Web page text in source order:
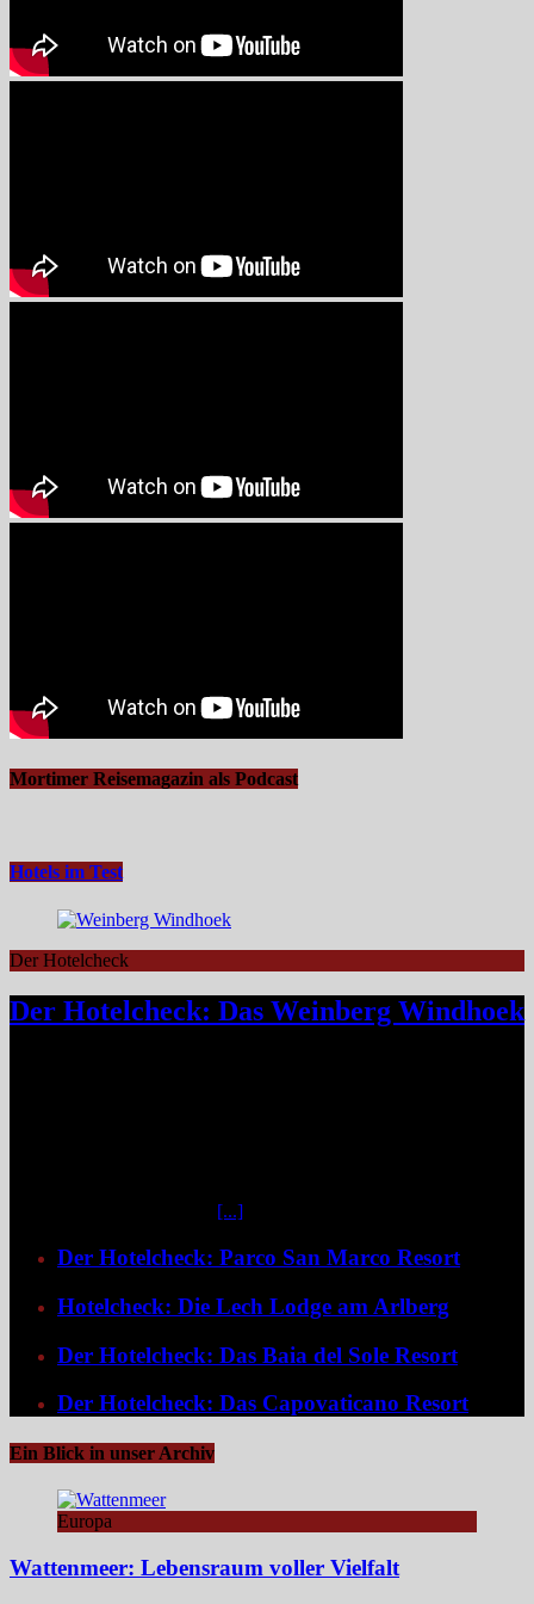
Mortimer Reisemagazin als Podcast
Hotels im Test
Der Hotelcheck
Der Hotelcheck: Das Weinberg Windhoek
[...]
Der Hotelcheck: Parco San Marco Resort
Hotelcheck: Die Lech Lodge am Arlberg
Der Hotelcheck: Das Baia del Sole Resort
Der Hotelcheck: Das Capovaticano Resort
Ein Blick in unser Archiv
Europa
Wattenmeer: Lebensraum voller Vielfalt